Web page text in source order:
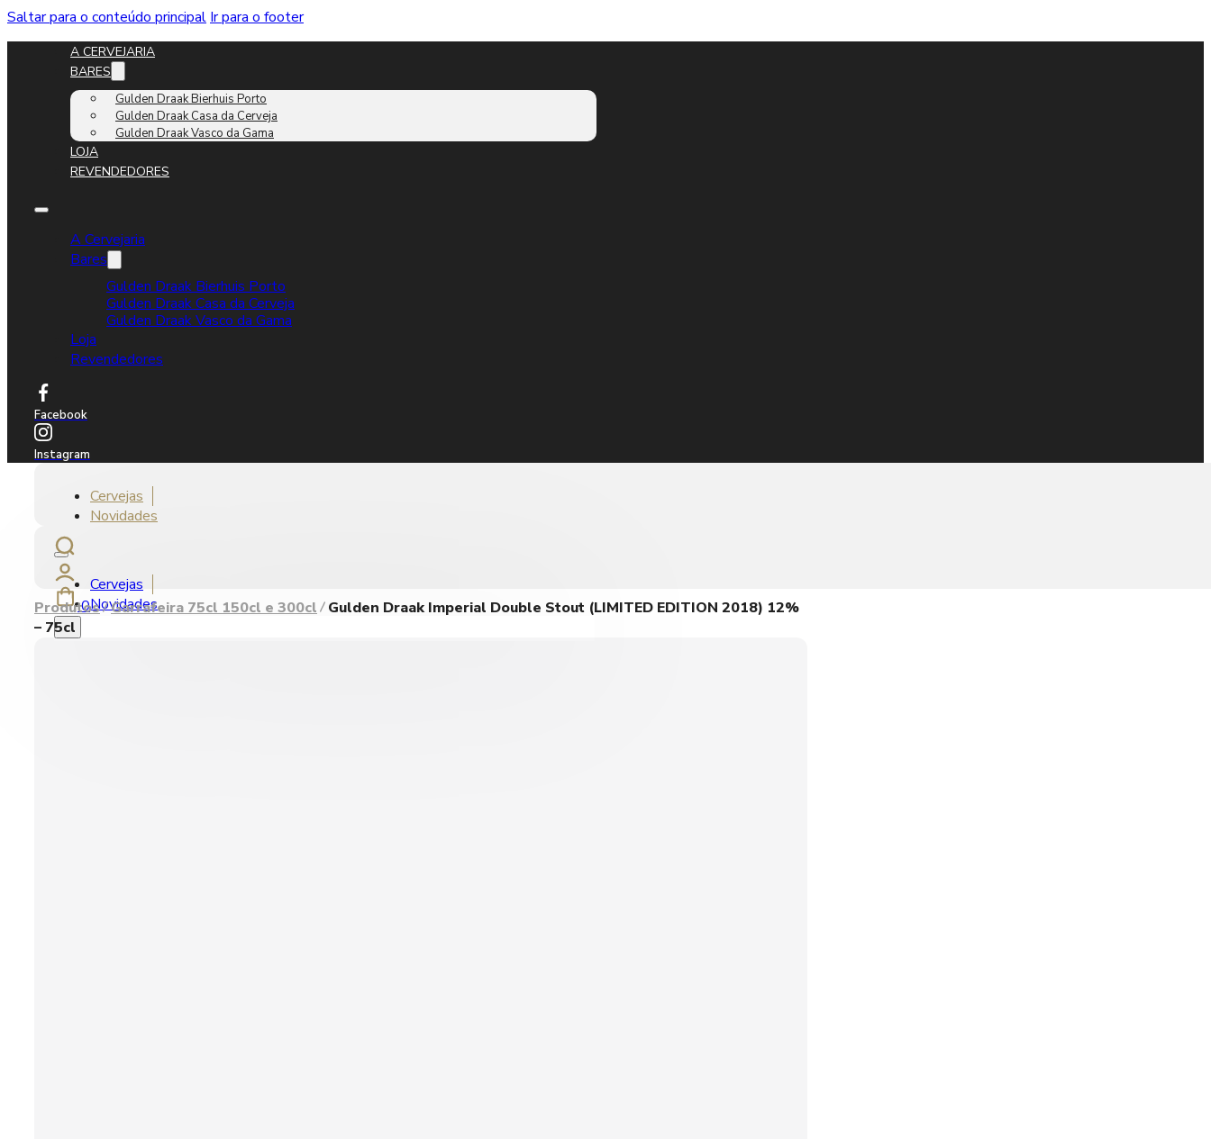
Saltar para o conteúdo principal Ir para o footer
A CERVEJARIA
BARES
Gulden Draak Bierhuis Porto
Gulden Draak Casa da Cerveja
Gulden Draak Vasco da Gama
LOJA
REVENDEDORES
A Cervejaria
Bares
Gulden Draak Bierhuis Porto
Gulden Draak Casa da Cerveja
Gulden Draak Vasco da Gama
Loja
Revendedores
Facebook
Instagram
Cervejas
Novidades
Cervejas
Novidades
0
Produtos Garrafeira 75cl 150cl e 300cl
Gulden Draak Imperial Double Stout (LIMITED EDITION 2018) 12%
– 75cl